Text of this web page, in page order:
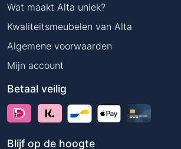
Wat maakt Alta uniek?
Kwaliteitsmeubelen van Alta
Algemene voorwaarden
Mijn account
Betaal veilig
Blijf op de hoogte